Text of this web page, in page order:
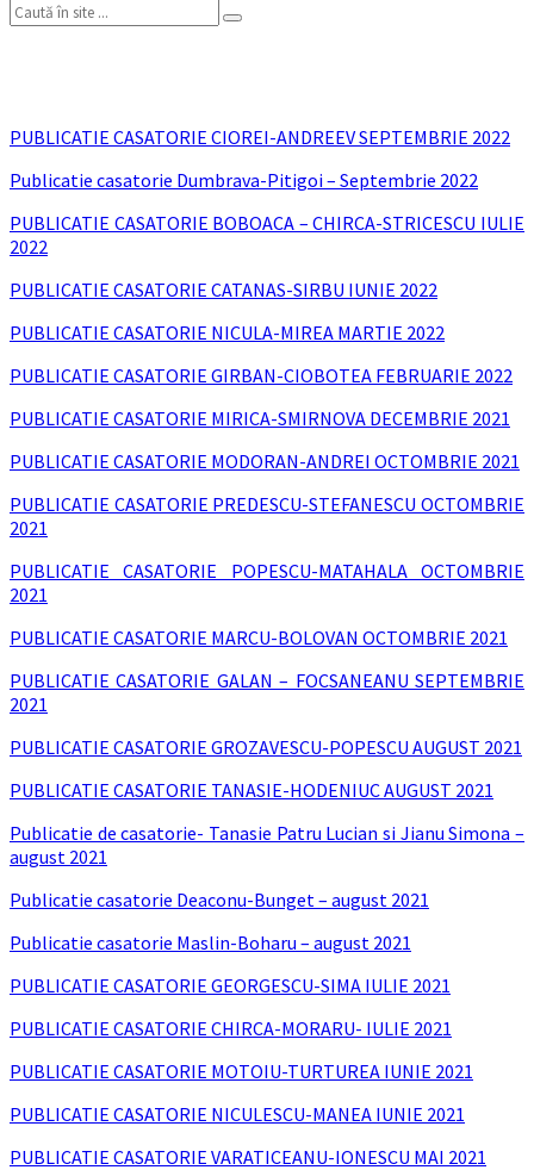
Search:
PUBLICATIE CASATORIE CIOREI-ANDREEV SEPTEMBRIE 2022
Publicatie casatorie Dumbrava-Pitigoi – Septembrie 2022
PUBLICATIE CASATORIE BOBOACA – CHIRCA-STRICESCU IULIE
2022
PUBLICATIE CASATORIE CATANAS-SIRBU IUNIE 2022
PUBLICATIE CASATORIE NICULA-MIREA MARTIE 2022
PUBLICATIE CASATORIE GIRBAN-CIOBOTEA FEBRUARIE 2022
PUBLICATIE CASATORIE MIRICA-SMIRNOVA DECEMBRIE 2021
PUBLICATIE CASATORIE MODORAN-ANDREI OCTOMBRIE 2021
PUBLICATIE CASATORIE PREDESCU-STEFANESCU OCTOMBRIE
2021
PUBLICATIE CASATORIE POPESCU-MATAHALA OCTOMBRIE
2021
PUBLICATIE CASATORIE MARCU-BOLOVAN OCTOMBRIE 2021
PUBLICATIE CASATORIE GALAN – FOCSANEANU SEPTEMBRIE
2021
PUBLICATIE CASATORIE GROZAVESCU-POPESCU AUGUST 2021
PUBLICATIE CASATORIE TANASIE-HODENIUC AUGUST 2021
Publicatie de casatorie- Tanasie Patru Lucian si Jianu Simona –
august 2021
Publicatie casatorie Deaconu-Bunget – august 2021
Publicatie casatorie Maslin-Boharu – august 2021
PUBLICATIE CASATORIE GEORGESCU-SIMA IULIE 2021
PUBLICATIE CASATORIE CHIRCA-MORARU- IULIE 2021
PUBLICATIE CASATORIE MOTOIU-TURTUREA IUNIE 2021
PUBLICATIE CASATORIE NICULESCU-MANEA IUNIE 2021
PUBLICATIE CASATORIE VARATICEANU-IONESCU MAI 2021